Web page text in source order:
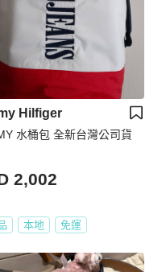
Hilfiger
TOMMY 水桶包 全新台灣公司貨
2,002
本地 免運